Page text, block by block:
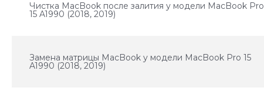
Чистка MacBook после залития у модели MacBook Pro
15 A1990 (2018, 2019)
Замена матрицы MacBook у модели MacBook Pro 15
A1990 (2018, 2019)